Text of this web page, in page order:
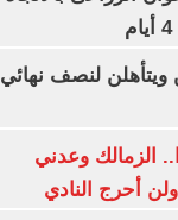
ويتأهلن لنصف نهائي
الزمالك وعدني
أحرج النادي